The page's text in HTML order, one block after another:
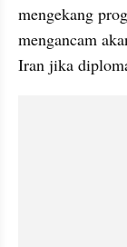
mengekang
mengancam
Iran jika